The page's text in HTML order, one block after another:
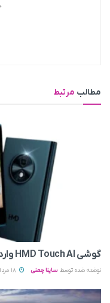
مطالب مرتبط
گوشی HMD Touch AI وارد بازار جهانی می‌ شود
نوشته شده توسط ساینا چمنی